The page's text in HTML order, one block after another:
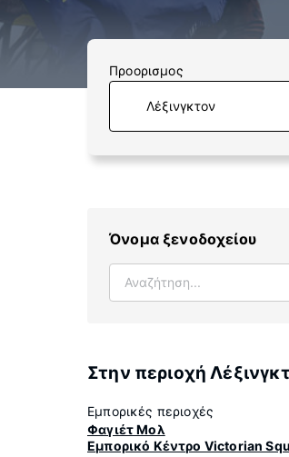
Προορισμος
Όνομα ξενοδοχείου
Στην περιοχή
Εμπορικές περιοχές
Φαγιέτ Μολ
Εμπορικό Κέντρο Victorian